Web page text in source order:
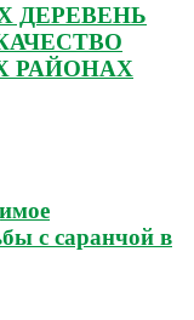
ДЕРЕВЕНЬ
РАЙОНАХ
с саранчой в